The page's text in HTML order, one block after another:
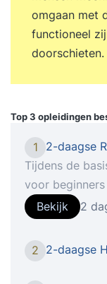
omgaan met
functioneel
doorschieten.
Top 3 opleidingen
1
2-daagse
Tijdens de
voor
een
beheersen.
vaak
zijwaartse
Bekijk 2
2 2-daagse